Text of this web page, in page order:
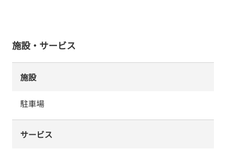
施設・サービス
施設
駐車場
サービス